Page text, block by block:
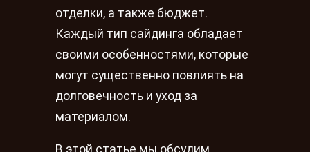
отделки, а также бюджет.
Каждый тип сайдинга обладает
своими особенностями, которые
могут существенно повлиять на
долговечность и уход за
материалом.